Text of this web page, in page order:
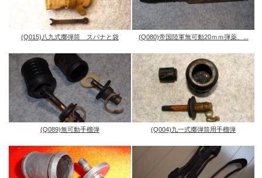
(Q015)八九式擲弾筒 スパナと袋 (Q080)帝国陸軍無可動20ｍｍ弾薬、...
(Q089)無可動手榴弾 (Q004)九一式擲弾筒用手榴弾